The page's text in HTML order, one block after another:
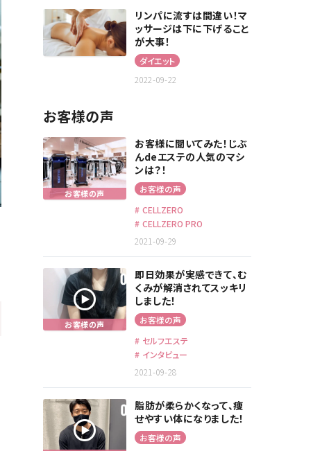
リンパに流すは間違い！マ
ッサージは下に下げること
が大事！
ダイエット
2022-09-22
お客様の声
お客様に聞いてみた！じぶ
んdeエステの人気のマシ
ンは？！
お客様の声
CELLZERO
CELLZERO PRO
2021-09-29
即日効果が実感できて、む
くみが解消されてスッキリ
しました！
お客様の声
セルフエステ
インタビュー
2021-09-28
脂肪が柔らかくなって、痩
せやすい体になりました！
お客様の声